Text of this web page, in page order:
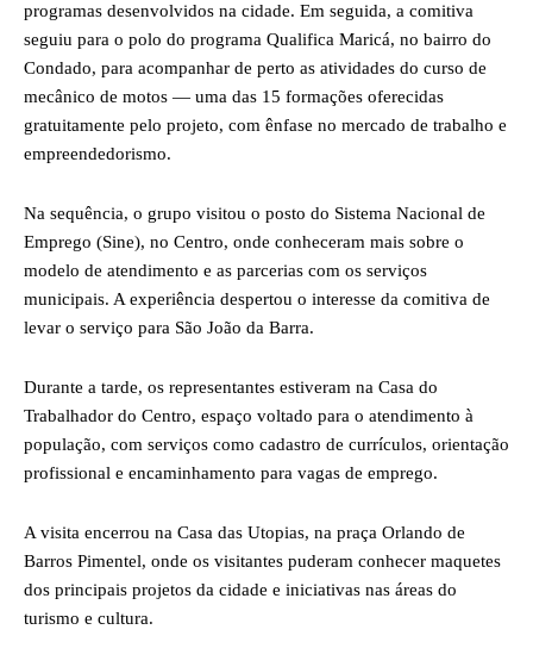
programas desenvolvidos na cidade. Em seguida, a comitiva
seguiu para o polo do programa Qualifica Maricá, no bairro do
Condado, para acompanhar de perto as atividades do curso de
mecânico de motos — uma das 15 formações oferecidas
gratuitamente pelo projeto, com ênfase no mercado de trabalho e
empreendedorismo.
Na sequência, o grupo visitou o posto do Sistema Nacional de
Emprego (Sine), no Centro, onde conheceram mais sobre o
modelo de atendimento e as parcerias com os serviços
municipais. A experiência despertou o interesse da comitiva de
levar o serviço para São João da Barra.
Durante a tarde, os representantes estiveram na Casa do
Trabalhador do Centro, espaço voltado para o atendimento à
população, com serviços como cadastro de currículos, orientação
profissional e encaminhamento para vagas de emprego.
A visita encerrou na Casa das Utopias, na praça Orlando de
Barros Pimentel, onde os visitantes puderam conhecer maquetes
dos principais projetos da cidade e iniciativas nas áreas do
turismo e cultura.